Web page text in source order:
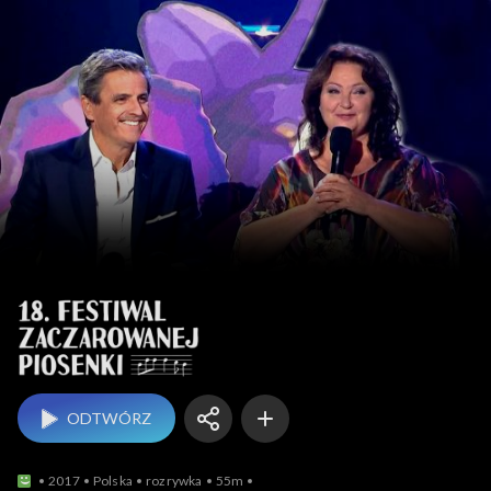
ODTWÓRZ
2017 Polska rozrywka
55m